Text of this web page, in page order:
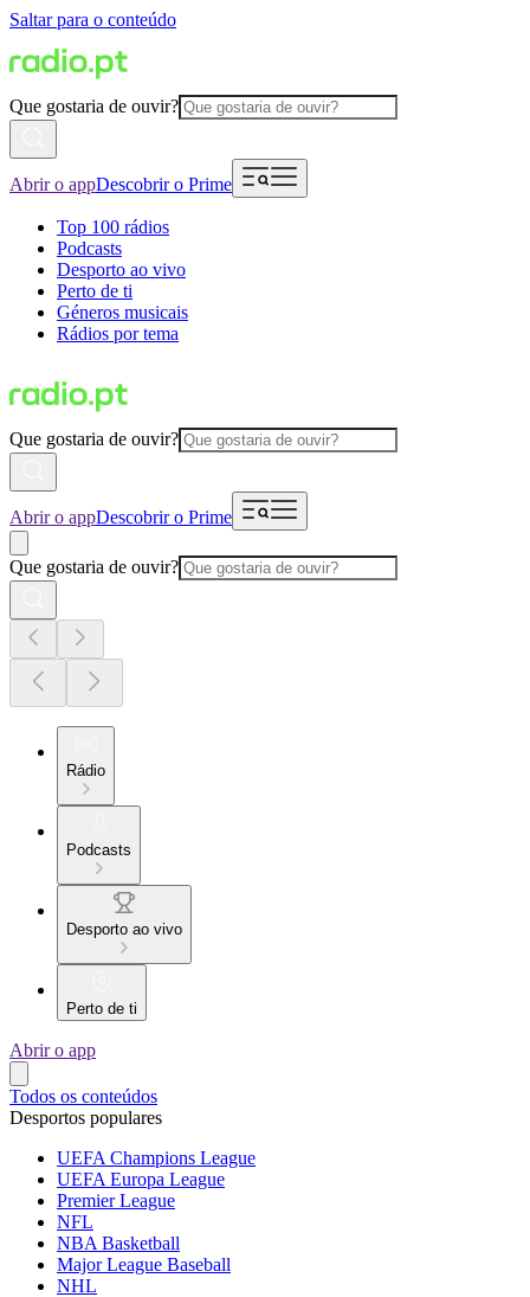
Saltar para o conteúdo
Que gostaria de ouvir?
Abrir o appDescobrir o Prime
Top 100 rádios
Podcasts
Desporto ao vivo
Perto de ti
Géneros musicais
Rádios por tema
Que gostaria de ouvir?
Abrir o appDescobrir o Prime
Que gostaria de ouvir?
Rádio
Podcasts
Desporto ao vivo
Perto de ti
Abrir o app
Todos os conteúdos
Desportos populares
UEFA Champions League
UEFA Europa League
Premier League
NFL
NBA Basketball
Major League Baseball
NHL